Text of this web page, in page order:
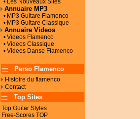
• Les Nouveaux Sites
Annuaire MP3
• MP3 Guitare Flamenco
• MP3 Guitare Classique
Annuaire Videos
• Videos Flamenco
• Videos Classique
• Videos Danse Flamenco
Perso Flamenco
Histoire du flamenco
Contact
Top Sites
Top Guitar Styles
Free-Scores TOP